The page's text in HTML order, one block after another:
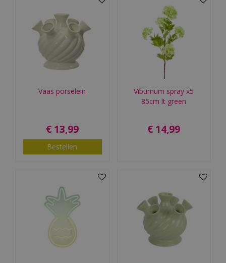
Vaas porselein
€ 13,99
Bestellen
Viburnum spray x5
85cm lt green
€ 14,99